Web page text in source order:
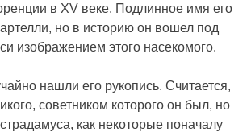
в XV веке. Подлинное имя его
но в историю он вошел под
изображением этого насекомого.
нашли его рукопись. Считается,
советником которого он был, но
как некоторые поначалу